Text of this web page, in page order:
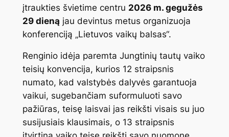
įtraukties švietime centru 2026 m. gegužės
29 dieną jau devintus metus organizuoja
konferenciją „Lietuvos vaikų balsas“.
Renginio idėja paremta Jungtinių tautų vaiko
teisių konvencija, kurios 12 straipsnis
numato, kad valstybės dalyvės garantuoja
vaikui, sugebančiam suformuluoti savo
pažiūras, teisę laisvai jas reikšti visais su juo
susijusiais klausimais, o 13 straipsnis